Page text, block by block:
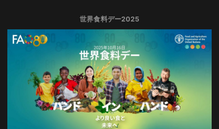
世界食料デー2025